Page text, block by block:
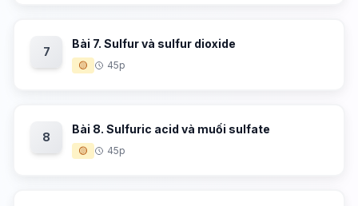
7
Bài 7. Sulfur và sulfur dioxide
🟡 45p
8
Bài 8. Sulfuric acid và muối sulfate
🟡 45p